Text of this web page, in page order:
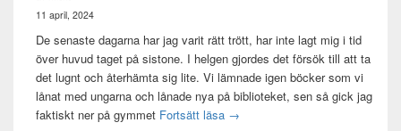
11 april, 2024
De senaste dagarna har jag varit rätt trött, har inte lagt mig i tid
över huvud taget på sistone. I helgen gjordes det försök till att ta
det lugnt och återhämta sig lite. Vi lämnade igen böcker som vi
lånat med ungarna och lånade nya på biblioteket, sen så gick jag
faktiskt ner på gymmet Fortsätt läsa Mental anteckning
→